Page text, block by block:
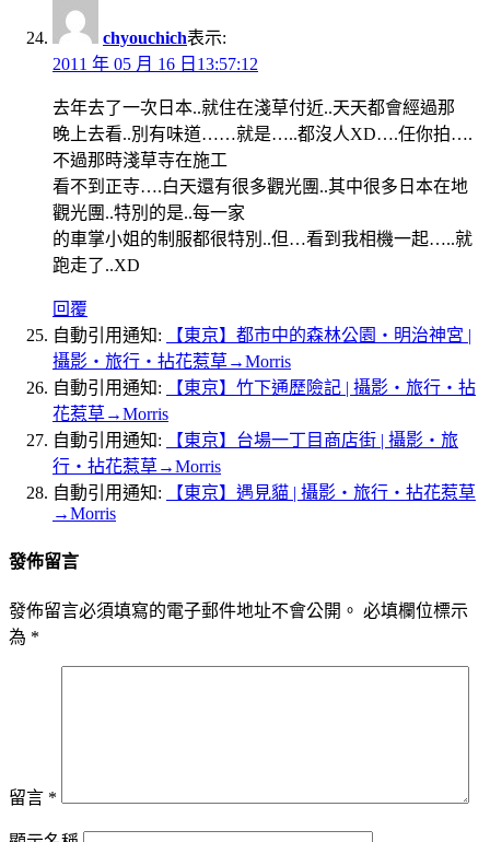
chyouchich表示:
2011 年 05 月 16 日13:57:12
去年去了一次日本..就住在淺草付近..天天都會經過那
晚上去看..別有味道……就是…..都沒人XD….任你拍….
不過那時淺草寺在施工
看不到正寺….白天還有很多觀光團..其中很多日本在地
觀光團..特別的是..每一家
的車掌小姐的制服都很特別..但…看到我相機一起…..就
跑走了..XD
回覆
自動引用通知:
【東京】都市中的森林公園‧明治神宮 |
攝影‧旅行‧拈花惹草→Morris
自動引用通知:
【東京】竹下通歷險記 | 攝影‧旅行‧拈
花惹草→Morris
自動引用通知:
【東京】台場一丁目商店街 | 攝影‧旅
行‧拈花惹草→Morris
自動引用通知:
【東京】遇見貓 | 攝影‧旅行‧拈花惹草
→Morris
發佈留言
發佈留言必須填寫的電子郵件地址不會公開。 必填欄位標示
為 *
留言 *